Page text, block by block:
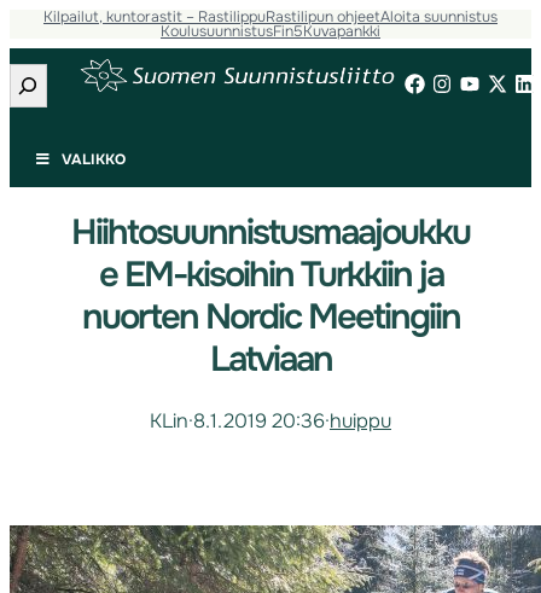
Kilpailut, kuntorastit – RastilippuRastilipun ohjeetAloita suunnistus
KoulusuunnistusFin5Kuvapankki
Etsi
VALIKKO
Hiihtosuunnistusmaajoukku
e EM-kisoihin Turkkiin ja
nuorten Nordic Meetingiin
Latviaan
KLin·8.1.2019 20:36·huippu